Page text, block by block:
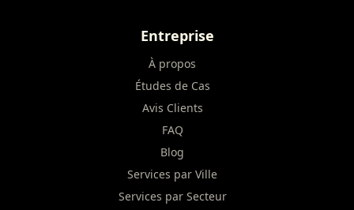
Entreprise
À propos
Études de Cas
Avis Clients
FAQ
Blog
Services par Ville
Services par Secteur